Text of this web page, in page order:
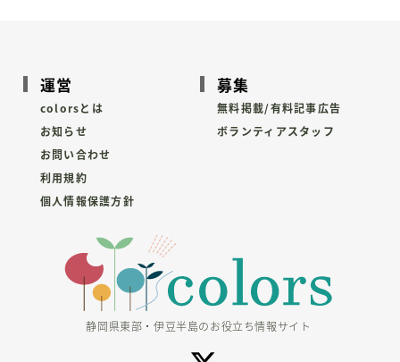
運営
colorsとは
お知らせ
お問い合わせ
利用規約
個人情報保護方針
募集
無料掲載/有料記事広告
ボランティアスタッフ
静岡県東部・伊豆半島のお役立ち情報サイト